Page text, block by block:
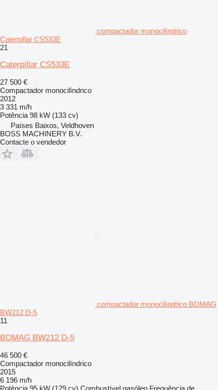
compactador monocilíndrico
Caterpillar CS533E
21
Caterpillar CS533E
27 500 €
Compactador monocilíndrico
2012
3 331 m/h
Potência 98 kW (133 cv)
Países Baixos, Veldhoven
BOSS MACHINERY B.V.
Contacte o vendedor
compactador monocilíndrico BOMAG
BW212 D-5
11
BOMAG BW212 D-5
46 500 €
Compactador monocilíndrico
2015
6 196 m/h
Potência 95 kW (129 cv) Combustível gasóleo Frequência de